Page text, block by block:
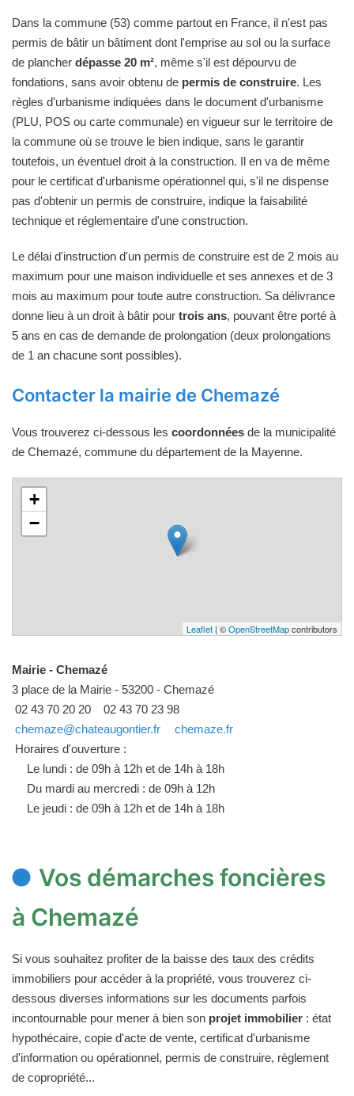
Dans la commune (53) comme partout en France, il n'est pas
permis de bâtir un bâtiment dont l'emprise au sol ou la surface
de plancher dépasse 20 m², même s'il est dépourvu de
fondations, sans avoir obtenu de permis de construire. Les
règles d'urbanisme indiquées dans le document d'urbanisme
(PLU, POS ou carte communale) en vigueur sur le territoire de
la commune où se trouve le bien indique, sans le garantir
toutefois, un éventuel droit à la construction. Il en va de même
pour le certificat d'urbanisme opérationnel qui, s'il ne dispense
pas d'obtenir un permis de construire, indique la faisabilité
technique et réglementaire d'une construction.
Le délai d'instruction d'un permis de construire est de 2 mois au
maximum pour une maison individuelle et ses annexes et de 3
mois au maximum pour toute autre construction. Sa délivrance
donne lieu à un droit à bâtir pour trois ans, pouvant être porté à
5 ans en cas de demande de prolongation (deux prolongations
de 1 an chacune sont possibles).
Contacter la mairie de Chemazé
Vous trouverez ci-dessous les coordonnées de la municipalité
de Chemazé, commune du département de la Mayenne.
+
−
Leaflet | ©OpenStreetMapcontributors
Mairie - Chemazé
3 place de la Mairie - 53200 - Chemazé
02 43 70 20 20
02 43 70 23 98
chemaze@chateaugontier.fr
chemaze.fr
Horaires d'ouverture :
Le lundi : de 09h à 12h et de 14h à 18h
Du mardi au mercredi : de 09h à 12h
Le jeudi : de 09h à 12h et de 14h à 18h
Vos démarches foncières
à Chemazé
Si vous souhaitez profiter de la baisse des taux des crédits
immobiliers pour accéder à la propriété, vous trouverez ci-
dessous diverses informations sur les documents parfois
incontournable pour mener à bien son projet immobilier : état
hypothécaire, copie d'acte de vente, certificat d'urbanisme
d'information ou opérationnel, permis de construire, règlement
de copropriété...